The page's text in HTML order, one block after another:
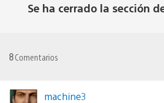
Se ha cerrado la sección
8Comentarios
machine3